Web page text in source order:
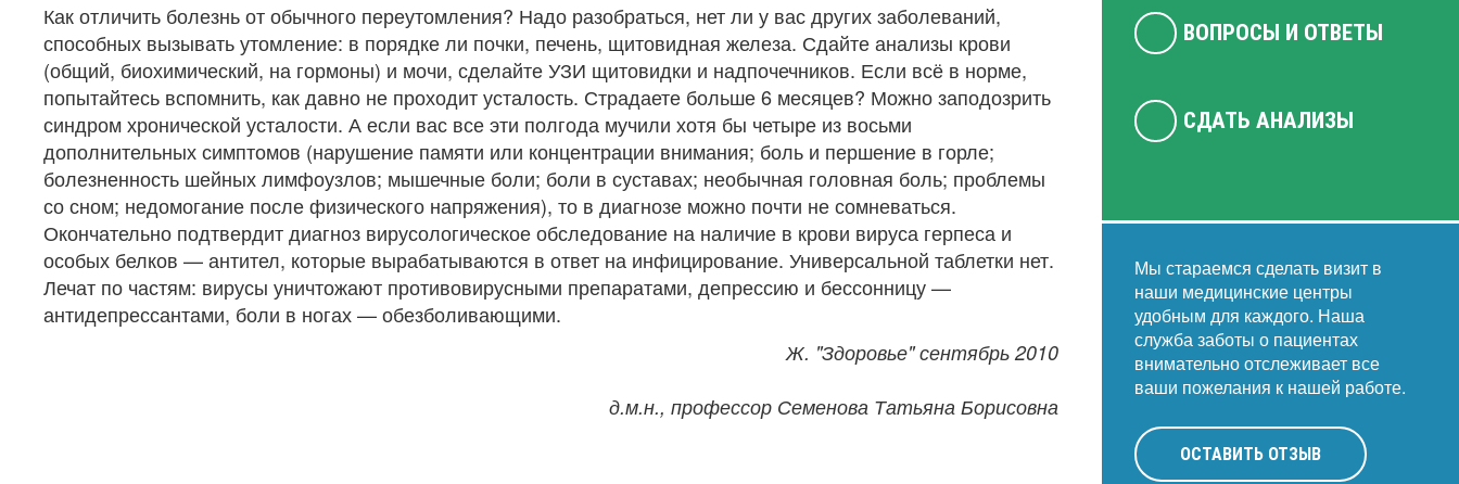
Как отличить болезнь от обычного переутомления? Надо разобраться, нет ли у вас других заболеваний,
способных вызывать утомление: в порядке ли почки, печень, щитовидная железа. Сдайте анализы крови
(общий, биохимический, на гормоны) и мочи, сделайте УЗИ щитовидки и надпочечников. Если всё в норме,
попытайтесь вспомнить, как давно не проходит усталость. Страдаете больше 6 месяцев? Можно заподозрить
синдром хронической усталости. А если вас все эти полгода мучили хотя бы четыре из восьми
дополнительных симптомов (нарушение памяти или концентрации внимания; боль и першение в горле;
болезненность шейных лимфоузлов; мышечные боли; боли в суставах; необычная головная боль; проблемы
со сном; недомогание после физического напряжения), то в диагнозе можно почти не сомневаться.
Окончательно подтвердит диагноз вирусологическое обследование на наличие в крови вируса герпеса и
особых белков — антител, которые вырабатываются в ответ на инфицирование. Универсальной таблетки нет.
Лечат по частям: вирусы уничтожают противовирусными препаратами, депрессию и бессонницу —
антидепрессантами, боли в ногах — обезболивающими.
Ж. "Здоровье" сентябрь 2010
д.м.н., профессор Семенова Татьяна Борисовна
ВОПРОСЫ И ОТВЕТЫ
СДАТЬ АНАЛИЗЫ
Мы стараемся сделать визит в
наши медицинские центры
удобным для каждого. Наша
служба заботы о пациентах
внимательно отслеживает все
ваши пожелания к нашей работе.
ОСТАВИТЬ ОТЗЫВ